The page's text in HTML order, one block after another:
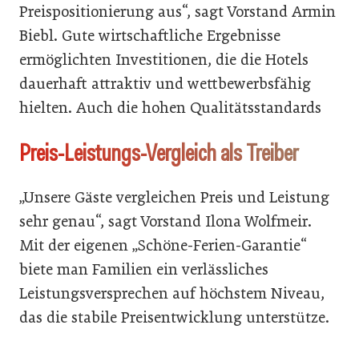
Preispositionierung aus“, sagt Vorstand Armin
Biebl. Gute wirtschaftliche Ergebnisse
ermöglichten Investitionen, die die Hotels
dauerhaft attraktiv und wettbewerbsfähig
hielten. Auch die hohen Qualitätsstandards
Preis-Leistungs-Vergleich als Treiber
„Unsere Gäste vergleichen Preis und Leistung
sehr genau“, sagt Vorstand Ilona Wolfmeir.
Mit der eigenen „Schöne-Ferien-Garantie“
biete man Familien ein verlässliches
Leistungsversprechen auf höchstem Niveau,
das die stabile Preisentwicklung unterstütze.